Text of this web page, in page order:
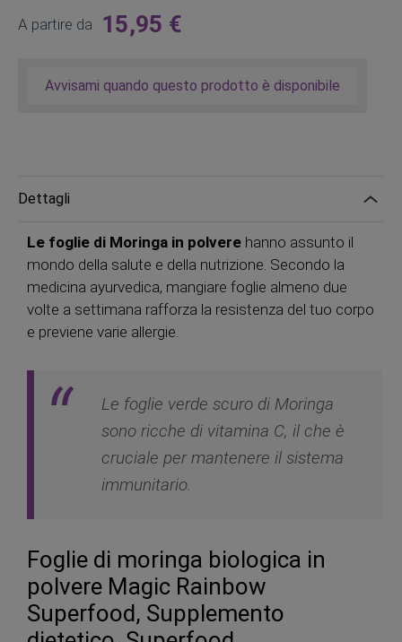
A partire da 15,95 €
Avvisami quando questo prodotto è disponibile
Dettagli
Le foglie di Moringa in polvere hanno assunto il
mondo della salute e della nutrizione. Secondo la
medicina ayurvedica, mangiare foglie almeno due
volte a settimana rafforza la resistenza del tuo corpo
e previene varie allergie.
Le foglie verde scuro di Moringa
sono ricche di vitamina C, il che è
cruciale per mantenere il sistema
immunitario.
Foglie di moringa biologica in
polvere Magic Rainbow
Superfood, Supplemento